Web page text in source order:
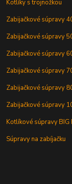
Kotlíky s trojnožkou
Zabijačkové súpravy
Zabijačkové súpravy
Zabijačkové súpravy
Zabijačkové súpravy
Zabijačkové súpravy
Zabijačkové súpravy
Kotlíkové súpravy BIG
Súpravy na zabíjačku